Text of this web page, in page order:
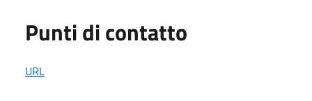
Punti di contatto
URL